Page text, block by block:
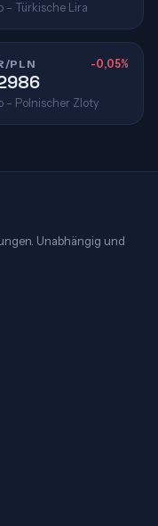
– Türkische Lira
PLN -0,05%
– Polnischer Zloty
Unabhängig und